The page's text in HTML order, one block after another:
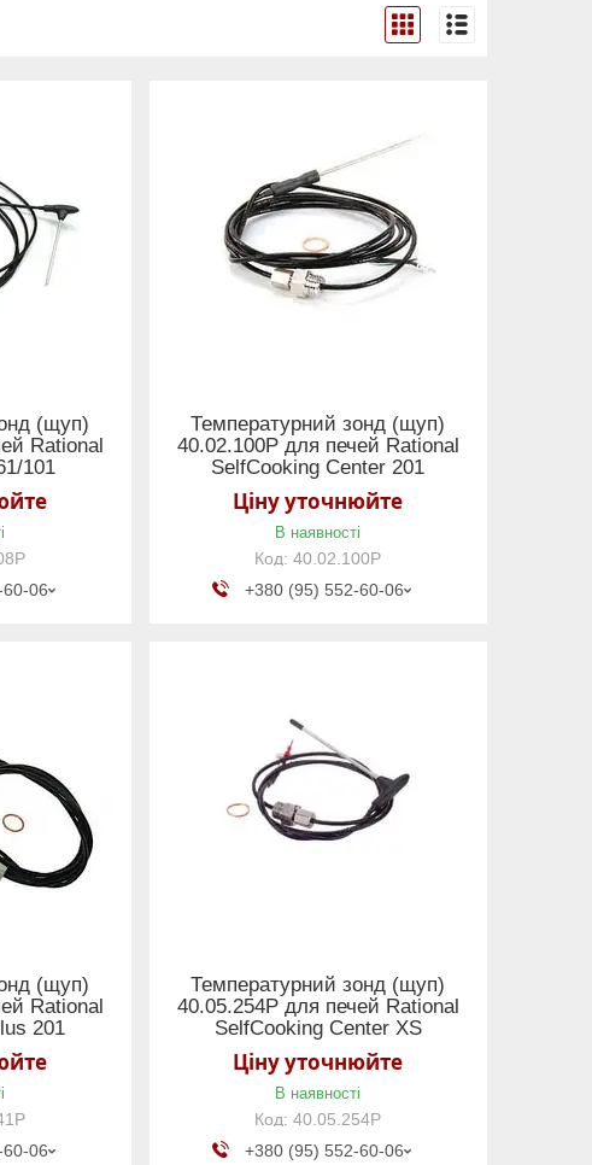
(щуп)
Rational
101
60-06
Температурний зонд (щуп)
40.02.100Р для печей Rational
SelfCooking Center 201
Ціну уточнюйте
В наявності
40.02.100Р
+380 (95) 552-60-06
(щуп)
Rational
201
60-06
Температурний зонд (щуп)
40.05.254Р для печей Rational
SelfCooking Center XS
Ціну уточнюйте
В наявності
40.05.254Р
+380 (95) 552-60-06